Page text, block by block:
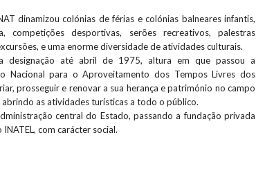
dinamizou colónias de férias e colónias balneares infantis,
competições desportivas, serões recreativos, palestras
e uma enorme diversidade de atividades culturais.
designação até abril de 1975, altura em que passou a
Nacional para o Aproveitamento dos Tempos Livres dos
prosseguir e renovar a sua herança e património no campo
as atividades turísticas a todo o público.
central do Estado, passando a fundação privada
com carácter social.